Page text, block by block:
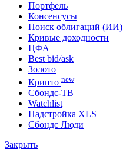
Портфель
Консенсусы
Поиск облигаций (ИИ)
Кривые доходности
ЦФА
Best bid/ask
Золото
Крипто new
Сбондс-ТВ
Watchlist
Надстройка XLS
Сбондс Люди
Закрыть